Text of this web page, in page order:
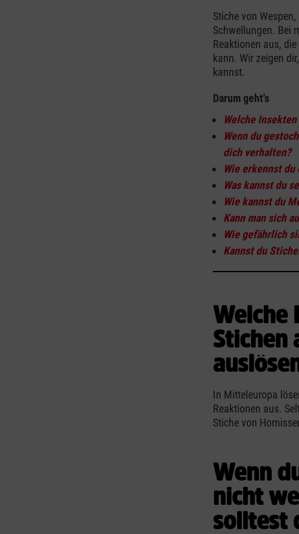
Stiche von
Schwellungen. Bei
Reaktionen aus,
kann. Wir zeigen
kannst.
Darum geht's
Welche
Wenn du
dich verhalten?
Wie erkennst
Was kannst du
Wie kannst du
Kann man sich
Wie gefährlich
Kannst du
Welche
Stichen
In Mitteleuropa
Reaktionen aus.
Stiche von
Wenn
nicht
solltest